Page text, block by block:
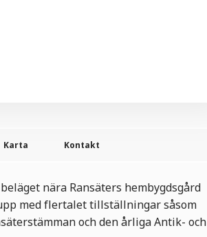
Karta Kontakt
nära Ransäters hembygdsgård
med flertalet tillställningar såsom
och den årliga Antik- och